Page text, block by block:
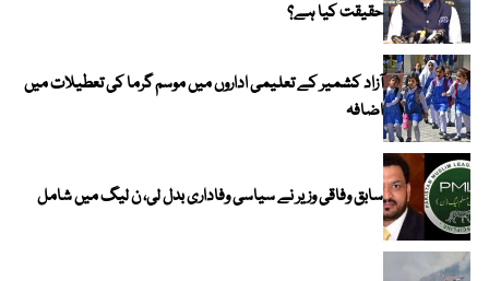
حقیقت کیا ہے؟
آزاد کشمیر کے تعلیمی اداروں میں موسم گرما کی تعطیلات میں
اضافہ
سابق وفاقی وزیر نے سیاسی وفاداری بدل لی، ن لیگ میں شامل